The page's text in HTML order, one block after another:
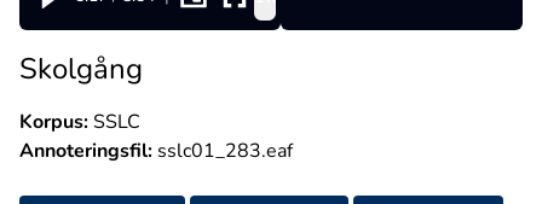
Skolgång
Korpus:SSLC
Annoteringsfil: sslc01_283.eaf